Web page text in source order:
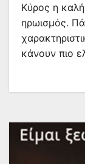
Κύρος η
ηρωισμός.
κάνουν πιο